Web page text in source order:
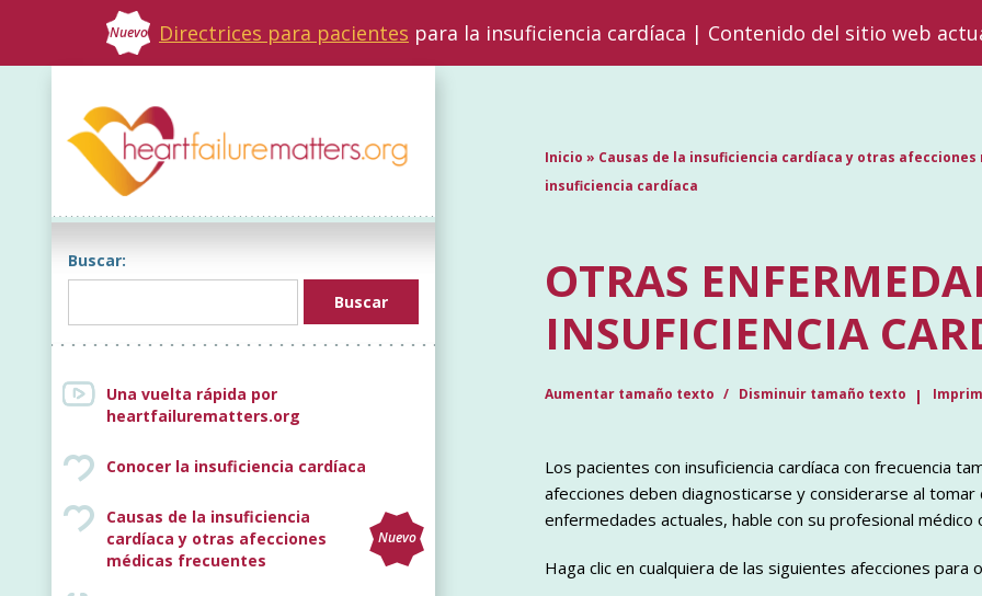
Nuevo Directrices para pacientes para la insuficiencia cardíaca | Contenido del sitio web
Buscar:
Una vuelta rápida por
heartfailurematters.org
Conocer la insuficiencia cardíaca
Causas de la insuficiencia
cardíaca y otras afecciones
médicas frecuentes
Nuevo
Inicio » Causas de la insuficiencia cardíaca y otras
insuficiencia cardíaca
OTRAS
INSUFICIENCIA
Aumentar tamaño texto Disminuir tamaño texto
Los pacientes con insuficiencia cardíaca con frecuencia
afecciones deben diagnosticarse y considerarse al
enfermedades actuales, hable con su profesional
Haga clic en cualquiera de las siguientes afecciones para